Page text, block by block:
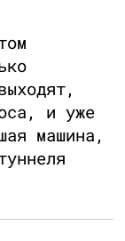
и уже
машина,